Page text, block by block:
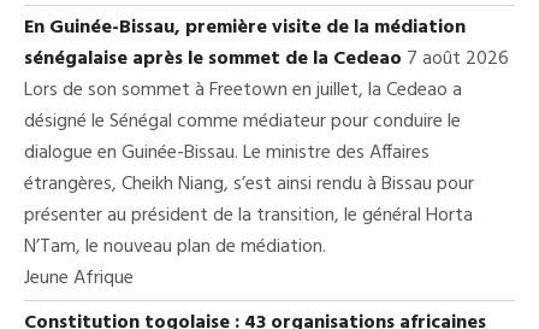
En Guinée-Bissau, première visite de la médiation
sénégalaise après le sommet de la Cedeao 7 août 2026
Lors de son sommet à Freetown en juillet, la Cedeao a
désigné le Sénégal comme médiateur pour conduire le
dialogue en Guinée-Bissau. Le ministre des Affaires
étrangères, Cheikh Niang, s’est ainsi rendu à Bissau pour
présenter au président de la transition, le général Horta
N’Tam, le nouveau plan de médiation.
Jeune Afrique